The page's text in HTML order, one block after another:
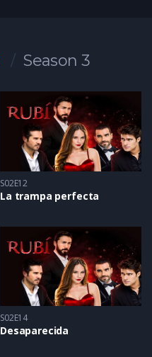
Season 3
S02E12
La trampa perfecta
S02E14
Desaparecida